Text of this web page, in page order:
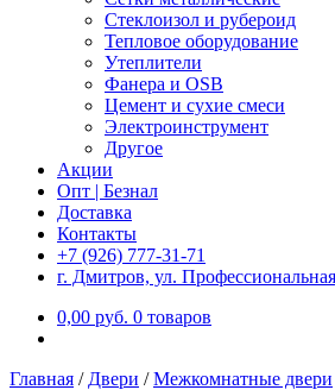
Стеклоизол и рубероид
Тепловое оборудование
Утеплители
Фанера и OSB
Цемент и сухие смеси
Электроинструмент
Другое
Акции
Опт | Безнал
Доставка
Контакты
+7 (926) 777-31-71
г. Дмитров, ул.
0,00 руб. 0 товаров
Главная / Двери /Межкомнатные двери